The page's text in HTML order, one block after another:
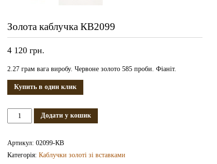
Золота каблучка КВ2099
4 120 грн.
2.27 грам вага виробу. Червоне золото 585 проби. Фіаніт.
Купить в один клик
Золота
Додати у кошик
Артикул: 02099-КВ
Категорія: Каблучки золоті зі вставками